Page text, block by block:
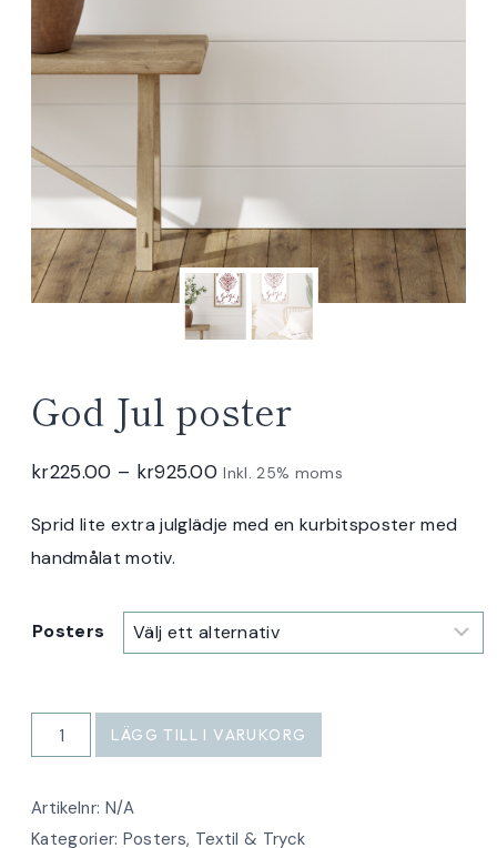
God Jul poster
kr225.00 – kr925.00 Prisintervall:
Inkl. 25% moms
Sprid lite extra julglädje med en kurbitsposter med
handmålat motiv.
Posters
God
Jul
mängd
LÄGG TILL I VARUKORG
Artikelnr: N/A
Kategorier: Posters, Textil & Tryck